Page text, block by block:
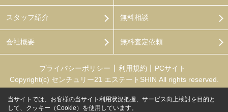
スタッフ紹介
会社概要
無料相談
無料査定依頼
プライバシーポリシー 利用規約
PCサイト
Copyright(c) センチュリー21 エステートSHIN All rights reserved.
当サイトでは、お客様の当サイト利用状況把握、サービス向上検討を目的と
して、クッキー（Cookie）を使用しています。